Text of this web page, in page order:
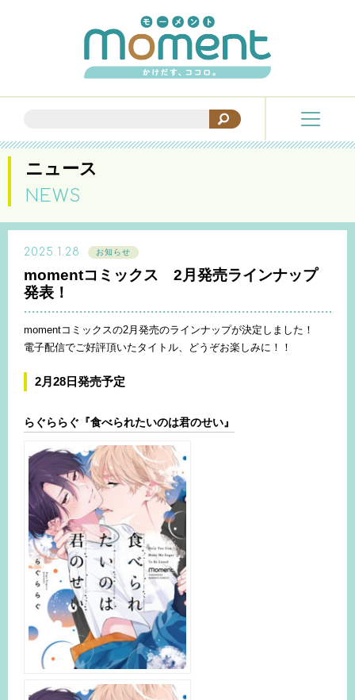
ニュース
NEWS
2025.1.28 お知らせ
momentコミックス 2月発売ラインナップ
発表！
momentコミックスの2月発売のラインナップが決定しました！
電子配信でご好評頂いたタイトル、どうぞお楽しみに！！
2月28日発売予定
らぐららぐ『食べられたいのは君のせい』